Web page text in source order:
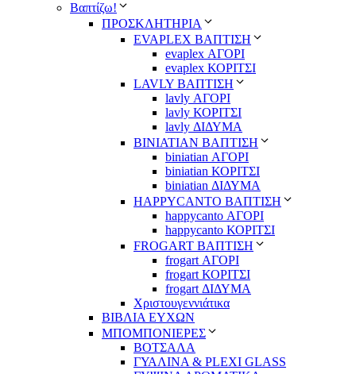
Βαπτίζω!
ΠΡΟΣΚΛΗΤΗΡΙΑ
EVAPLEX ΒΑΠΤΙΣΗ
evaplex ΑΓΟΡΙ
evaplex ΚΟΡΙΤΣΙ
LAVLY ΒΑΠΤΙΣΗ
lavly ΑΓΟΡΙ
lavly ΚΟΡΙΤΣΙ
lavly ΔΙΔΥΜΑ
ΒΙΝΙΑΤΙΑΝ ΒΑΠΤΙΣΗ
biniatian ΑΓΟΡΙ
biniatian ΚΟΡΙΤΣΙ
biniatian ΔΙΔΥΜΑ
HAPPYCANTO ΒΑΠΤΙΣΗ
happycanto ΑΓΟΡΙ
happycanto ΚΟΡΙΤΣΙ
FROGART ΒΑΠΤΙΣΗ
frogart ΑΓΟΡΙ
frogart ΚΟΡΙΤΣΙ
frogart ΔΙΔΥΜΑ
Χριστουγεννιάτικα
ΒΙΒΛΙΑ ΕΥΧΩΝ
ΜΠΟΜΠΟΝΙΕΡΕΣ
ΒΟΤΣΑΛΑ
ΓΥΑΛΙΝΑ & PLEXI GLASS